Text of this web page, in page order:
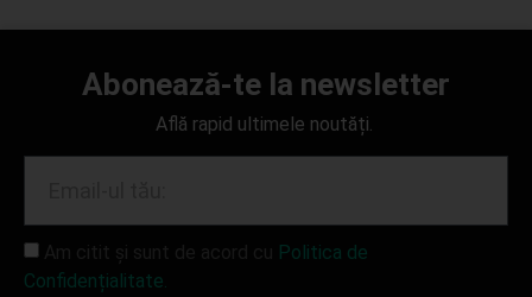
Abonează-te la newsletter
Află rapid ultimele noutăți.
Politica de
Confidențialitate.